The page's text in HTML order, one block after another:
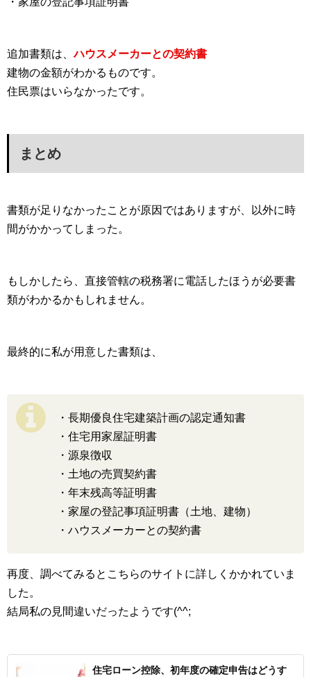
追加書類は、ハウスメーカーとの契約書
建物の金額がわかるものです。
住民票はいらなかったです。
まとめ
書類が足りなかったことが原因ではありますが、以外に時
間がかかってしまった。
もしかしたら、直接管轄の税務署に電話したほうが必要書
類がわかるかもしれません。
最終的に私が用意した書類は、
・長期優良住宅建築計画の認定通知書
・住宅用家屋証明書
・源泉徴収
・土地の売買契約書
・年末残高等証明書
・家屋の登記事項証明書（土地、建物）
・ハウスメーカーとの契約書
再度、調べてみるとこちらのサイトに詳しくかかれていま
した。
結局私の見間違いだったようです(^^;
住宅ローン控除、初年度の確定申告はどうす